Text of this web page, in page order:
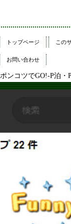
トップページ この
お問い合わせ
ポンコツでGO!-P泊